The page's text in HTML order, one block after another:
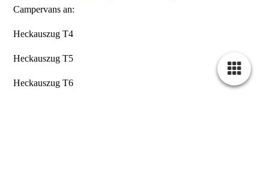
Campervans an:
Heckauszug T4
Heckauszug T5
Heckauszug T6